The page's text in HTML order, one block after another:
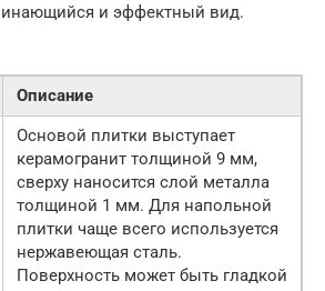
и эффектный вид.
Описание
Основой плитки выступает
керамогранит толщиной 9 мм,
сверху наносится слой металла
толщиной 1 мм. Для напольной
плитки чаще всего используется
нержавеющая сталь.
Поверхность может быть гладкой